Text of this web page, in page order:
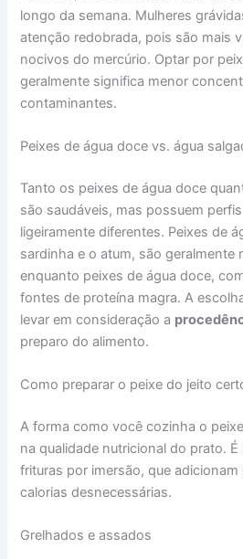
longo da semana. Mulheres
atenção redobrada, pois são mais
nocivos do mercúrio. Optar por
geralmente significa menor
contaminantes.
Peixes de água doce vs. água
Tanto os peixes de água doce
são saudáveis, mas possuem
ligeiramente diferentes. Peixes de
sardinha e o atum, são geralmente
enquanto peixes de água doce,
fontes de proteína magra. A
levar em consideração a
preparo do alimento.
Como preparar o peixe do jeito
A forma como você cozinha o
na qualidade nutricional do prato.
frituras por imersão, que
calorias desnecessárias.
Grelhados e assados